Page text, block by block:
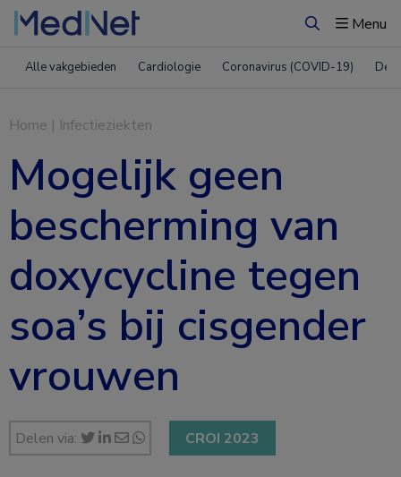
ZoekenMenu
Alle vakgebieden Cardiologie Coronavirus (COVID-19)
Home | Infectieziekten
Mogelijk geen
bescherming van
doxycycline tegen
soa’s bij cisgender
vrouwen
Delen via: CROI 2023